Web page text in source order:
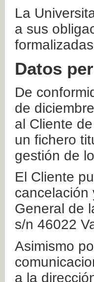
La
a sus
Datos
De
de
al Cliente
un fichero
gestión de
El Cliente
cancelación
General de
s/n 46022
Asimismo
a la